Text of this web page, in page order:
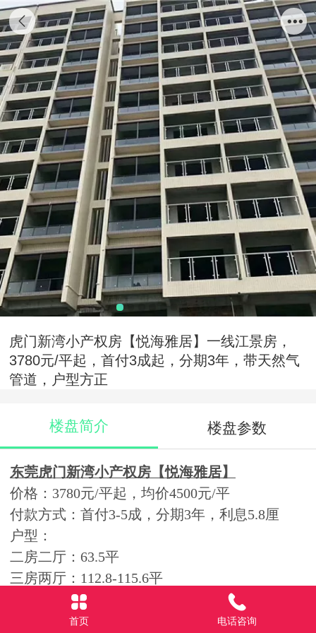
虎门新湾小产权房【悦海雅居】一线江景房，
3780元/平起，首付3成起，分期3年，带天然气
管道，户型方正
楼盘简介 楼盘参数
东莞虎门新湾小产权房【悦海雅居】
价格： 3780元/平起，均价4500元/平
付款方式：首付3-5成，分期3年，利息5.8厘
户型：
二房二厅：63.5平
三房两厅：112.8-115.6平
四房二厅：125.6平
首页 电话咨询